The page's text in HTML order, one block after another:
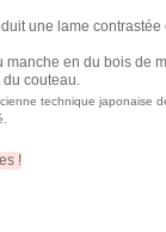
une lame
manche en du bois de
couteau.
technique japonaise
!